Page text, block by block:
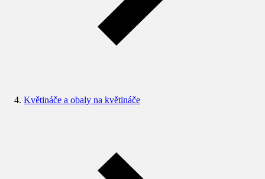
Květináče a obaly na květináče